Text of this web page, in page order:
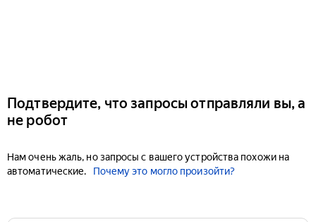
Подтвердите, что запросы отправляли вы, а
не робот
Нам очень жаль, но запросы с вашего устройства похожи на
автоматические.
Почему это могло произойти?